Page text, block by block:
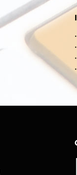
•
•
•
•